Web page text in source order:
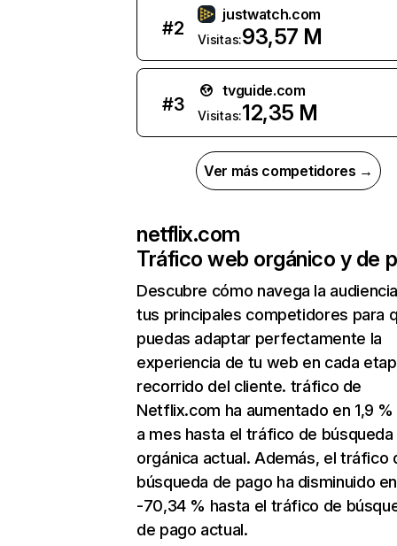
#2
justwatch.com
Visitas:93,57 M
#3
tvguide.com
Visitas:12,35 M
Ver más competidores →
netflix.com
Tráfico web orgánico y de
Descubre cómo navega la
tus principales competidores para
puedas adaptar perfectamente la
experiencia de tu web en cada
recorrido del cliente. tráfico de
Netflix.com ha aumentado en 1,9
a mes hasta el tráfico de búsqueda
orgánica actual. Además, el tráfico
búsqueda de pago ha disminuido en
-70,34 % hasta el tráfico de
de pago actual.